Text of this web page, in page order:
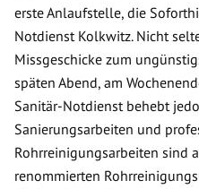
erste Anlaufstelle, die
Notdienst Kolkwitz. Nicht
Missgeschicke zum
späten Abend, am
Sanitär-Notdienst behebt
Sanierungsarbeiten und
Rohrreinigungsarbeiten sind
renommierten